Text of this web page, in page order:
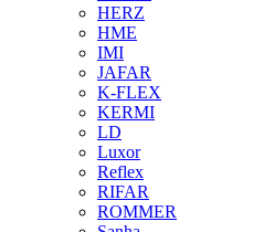
HERZ
HME
IMI
JAFAR
K-FLEX
KERMI
LD
Luxor
Reflex
RIFAR
ROMMER